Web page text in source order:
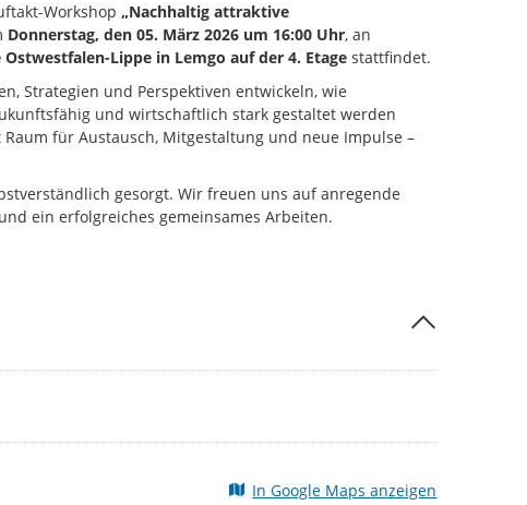
Workshop„Nachhaltig attraktive
Donnerstag, den 05. März 2026 um 16:00 Uhr, an
Lippe in Lemgo auf der 4. Etage stattfindet.
Strategien und Perspektiven entwickeln, wie
und wirtschaftlich stark gestaltet werden
für Austausch, Mitgestaltung und neue Impulse –
gesorgt. Wir freuen uns auf anregende
ein erfolgreiches gemeinsames Arbeiten.
In Google Maps anzeigen